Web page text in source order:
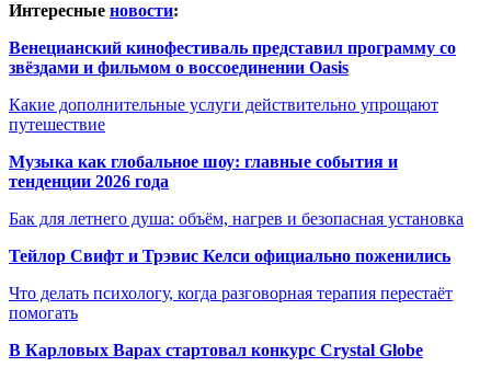
Интересные новости:
Венецианский кинофестиваль представил программу со
звёздами и фильмом о воссоединении Oasis
Какие дополнительные услуги действительно упрощают
путешествие
Музыка как глобальное шоу: главные события и
тенденции 2026 года
Бак для летнего душа: объём, нагрев и безопасная установка
Тейлор Свифт и Трэвис Келси официально поженились
Что делать психологу, когда разговорная терапия перестаёт
помогать
В Карловых Варах стартовал конкурс Crystal Globe